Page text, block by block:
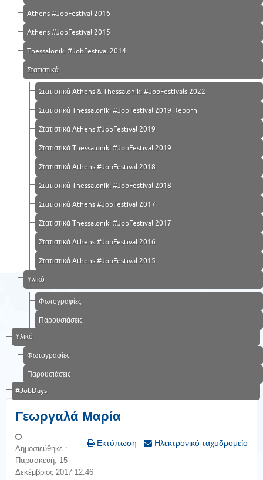
Athens #JobFestival 2016
Athens #JobFestival 2015
Thessaloniki #JobFestival 2014
Στατιστικά
Στατιστικά Athens & Thessaloniki #JobFestivals 2022
Στατιστικά Thessaloniki #JobFestival 2019 Reborn
Στατιστικά Athens #JobFestival 2019
Στατιστικά Thessaloniki #JobFestival 2019
Στατιστικά Athens #JobFestival 2018
Στατιστικά Thessaloniki #JobFestival 2018
Στατιστικά Athens #JobFestival 2017
Στατιστικά Thessaloniki #JobFestival 2017
Στατιστικά Athens #JobFestival 2016
Στατιστικά Athens #JobFestival 2015
Υλικό
Φωτογραφίες
Παρουσιάσεις
Υλικό
Φωτογραφίες
Παρουσιάσεις
#JobDays
Γεωργαλά Μαρία
Εκτύπωση Ηλεκτρονικό ταχυδρομείο
Δημοσιεύθηκε :
Παρασκευή, 15
Δεκέμβριος 2017 12:46